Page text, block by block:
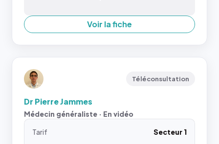
Voir la fiche
Téléconsultation
Dr Pierre Jammes
Médecin généraliste · En vidéo
Tarif
Secteur 1